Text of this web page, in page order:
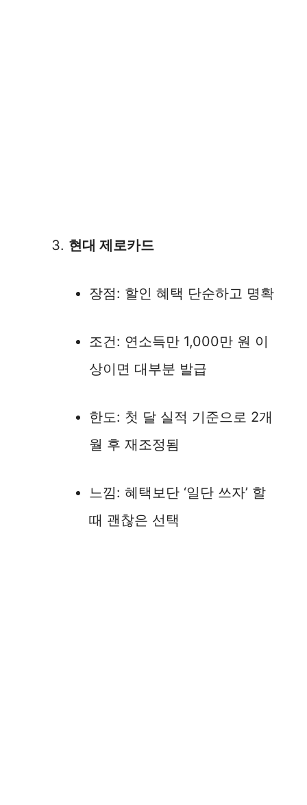
현대 제로카드
장점: 할인 혜택 단순하고 명확
조건: 연소득만 1,000만 원 이
상이면 대부분 발급
한도: 첫 달 실적 기준으로 2개
월 후 재조정됨
느낌: 혜택보단 ‘일단 쓰자’ 할
때 괜찮은 선택